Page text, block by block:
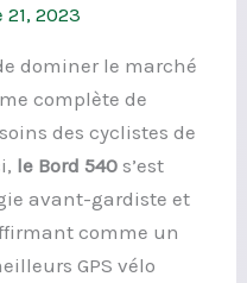
2023
dominer le marché
complète de
des cyclistes de
le Bord 540 s’est
avant-gardiste et
comme un
GPS vélo